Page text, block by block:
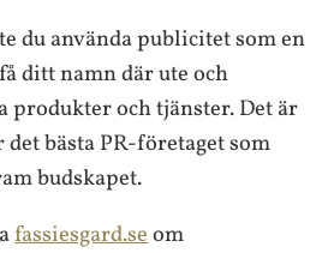
du använda publicitet som en
ditt namn där ute och
produkter och tjänster. Det är
bästa PR-företaget som
budskapet.
fassiesgard.seom